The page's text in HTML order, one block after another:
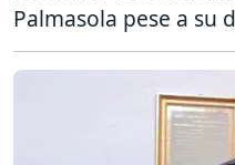
Palmasola pese a su